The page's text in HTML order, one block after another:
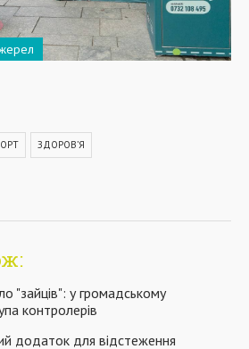
ЗДОРОВ’Я
"зайців": у громадському
контролерів
додаток для відстеження